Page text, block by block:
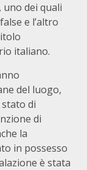
dei quali
e l’altro
italiano.
del luogo,
di
di
la
in possesso
è stata